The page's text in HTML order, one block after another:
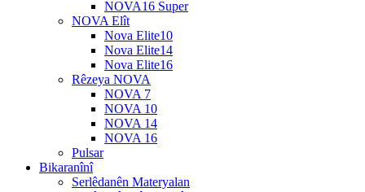
NOVA16 Super
NOVA Elît
Nova Elite10
Nova Elite14
Nova Elite16
Rêzeya NOVA
NOVA 7
NOVA 10
NOVA 14
NOVA 16
Pulsar
Bikaranînî
Serlêdanên Materyalan